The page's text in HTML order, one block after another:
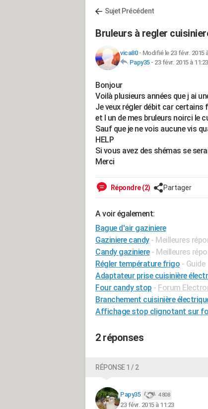
Sujet Précédent
Bruleurs à regler
vica80- Modifié le 23 févr. 2015
Papy35- 23 févr. 2015 à 11:23
Bonjour
Voilà plusieurs années que j ai
Je veux régler débit car
et l un de mes bruleurs noirci le
Sauf que je ne vois aucune vis
HELP
Si vous avez des shémas se
Merci
Répondre (2) Partager
A voir également:
Bague d'air gaziniere
Gaziniere candy - Meilleures
Candy gaziniere - Meilleures
Régler température frigo - Guide
Adaptateur prise cuisinière
Four candy stop - Forum
Branchement cuisinière
Affichage stop clignotant sur
2 réponses
RÉPONSE 1 / 2
Papy35 4 808
23 févr. 2015 à 11:23